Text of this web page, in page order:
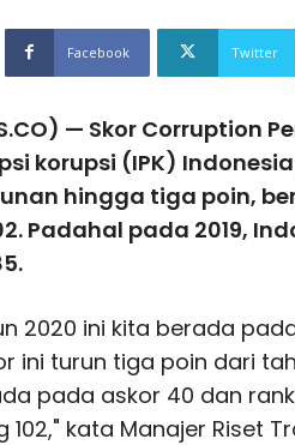
Facebook Twitter
— Skor Corruption
korupsi (IPK)
hingga tiga poin,
Padahal pada 2019,
2020 ini kita berada
ini turun tiga poin dari
pada askor 40 dan
102," kata Manajer Riset